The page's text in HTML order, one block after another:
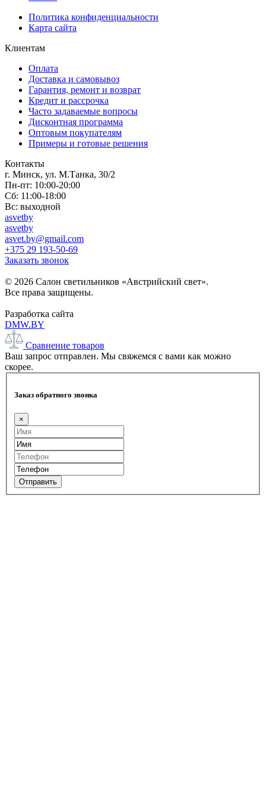
Политика конфиденциальности
Карта сайта
Клиентам
Оплата
Доставка и самовывоз
Гарантия, ремонт и возврат
Кредит и рассрочка
Часто задаваемые вопросы
Дисконтная программа
Оптовым покупателям
Примеры и готовые решения
Контакты
г. Минск, ул. М.Танка, 30/2
Пн-пт: 10:00-20:00
Сб: 11:00-18:00
Вс: выходной
asvetby
asvetby
asvet.by@gmail.com
+375 29 193-50-69
Заказать звонок
© 2026 Салон светильников «Австрийский свет».
Все права защищены.
Разработка сайта
DMW.BY
Сравнение товаров
Ваш запрос отправлен. Мы свяжемся с вами как можно
скорее.
Заказ обратного звонка
×
Отправить